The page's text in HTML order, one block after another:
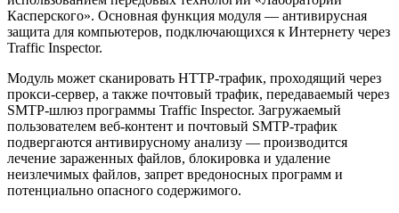
Касперского». Основная функция модуля — антивирусная
защита для компьютеров, подключающихся к Интернету через
Traffic Inspector.
Модуль может сканировать HTTP-трафик, проходящий через
прокси-сервер, а также почтовый трафик, передаваемый через
SMTP-шлюз программы Traffic Inspector. Загружаемый
пользователем веб-контент и почтовый SMTP-трафик
подвергаются антивирусному анализу — производится
лечение зараженных файлов, блокировка и удаление
неизлечимых файлов, запрет вредоносных программ и
потенциально опасного содержимого.